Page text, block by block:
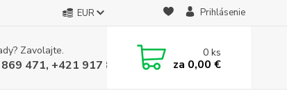
EUR Prihlásenie
Zavolajte.
471, +421 917 817 905
0ks
za 0,00 €